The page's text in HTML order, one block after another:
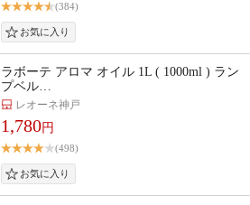
(384)
ラボーテ アロマ オイル 1L ( 1000ml ) ラン
プベル…
レオーネ神戸
1,780円
(498)